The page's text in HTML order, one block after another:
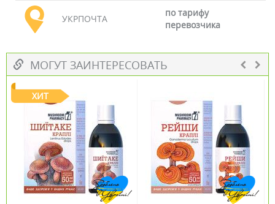
УКРПОЧТА
по тарифу
перевозчика
МОГУТ ЗАИНТЕРЕСОВАТЬ
ХИТ